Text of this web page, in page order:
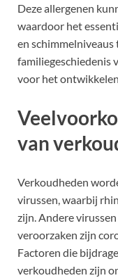
Deze allergenen
waardoor het
en schimmelniveaus
familiegeschiedenis
voor het
van
Verkoudheden
virussen, waarbij
zijn. Andere
veroorzaken zijn
Factoren die
verkoudheden zijn